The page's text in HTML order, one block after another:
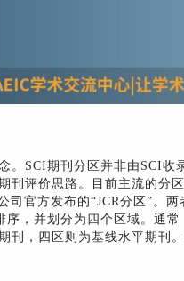
。SCI期刊分区并非由SCI收
刊评价思路。目前主流的分
司官方发布的“JCR分区”。
，并划分为四个区域。通
刊，四区则为基线水平期刊